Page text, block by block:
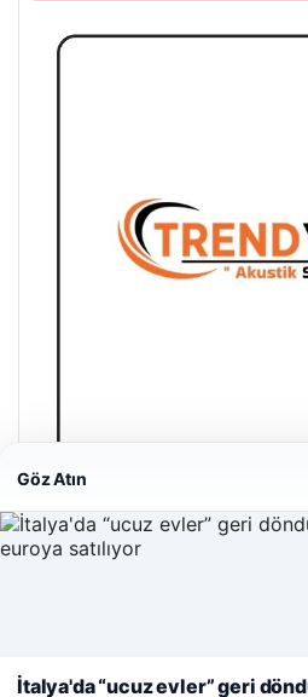
Trend Yapı Akustik
18/04/2026
Web sitemizi nasıl kullandığınızı
Göz Atın
İtalya'da “ucuz evler” geri